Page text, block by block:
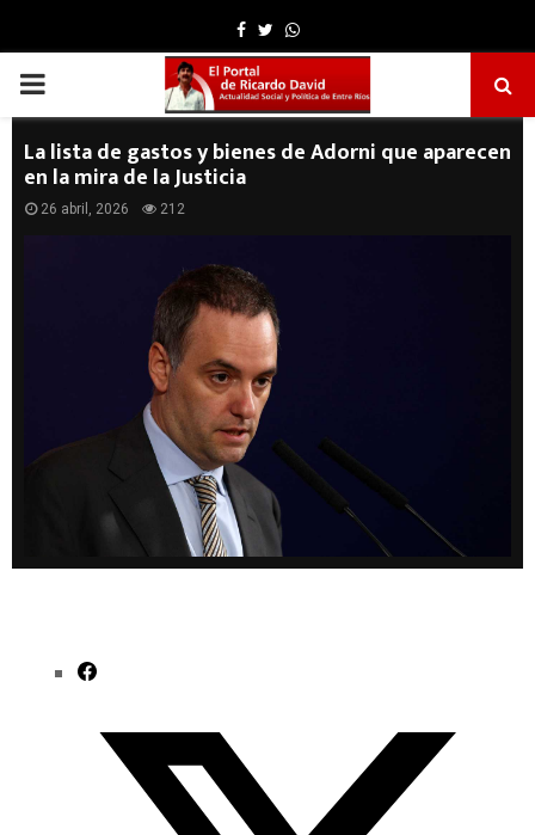
Facebook
TwitterWhatsapp
PRIMARY
MENU
La lista de gastos y bienes de Adorni que aparecen
en la mira de la Justicia
26 abril, 2026 212